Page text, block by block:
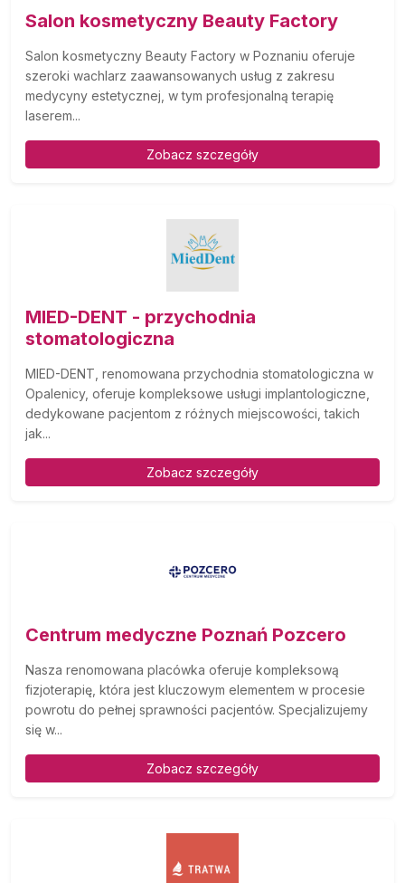
Salon kosmetyczny Beauty Factory
Salon kosmetyczny Beauty Factory w Poznaniu oferuje
szeroki wachlarz zaawansowanych usług z zakresu
medycyny estetycznej, w tym profesjonalną terapię
laserem...
Zobacz szczegóły
MIED-DENT - przychodnia
stomatologiczna
MIED-DENT, renomowana przychodnia stomatologiczna w
Opalenicy, oferuje kompleksowe usługi implantologiczne,
dedykowane pacjentom z różnych miejscowości, takich
jak...
Zobacz szczegóły
Centrum medyczne Poznań Pozcero
Nasza renomowana placówka oferuje kompleksową
fizjoterapię, która jest kluczowym elementem w procesie
powrotu do pełnej sprawności pacjentów. Specjalizujemy
się w...
Zobacz szczegóły